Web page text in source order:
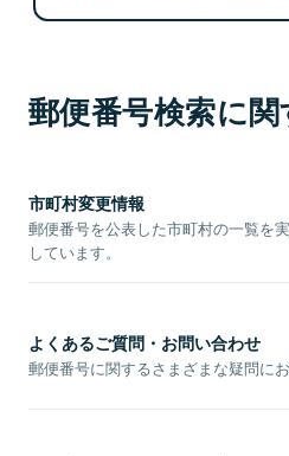
郵便番号検索に
市町村変更情報
郵便番号を公表した市町村の一覧を
しています。
よくあるご質問・お問い合わせ
郵便番号に関するさまざまな疑問にお